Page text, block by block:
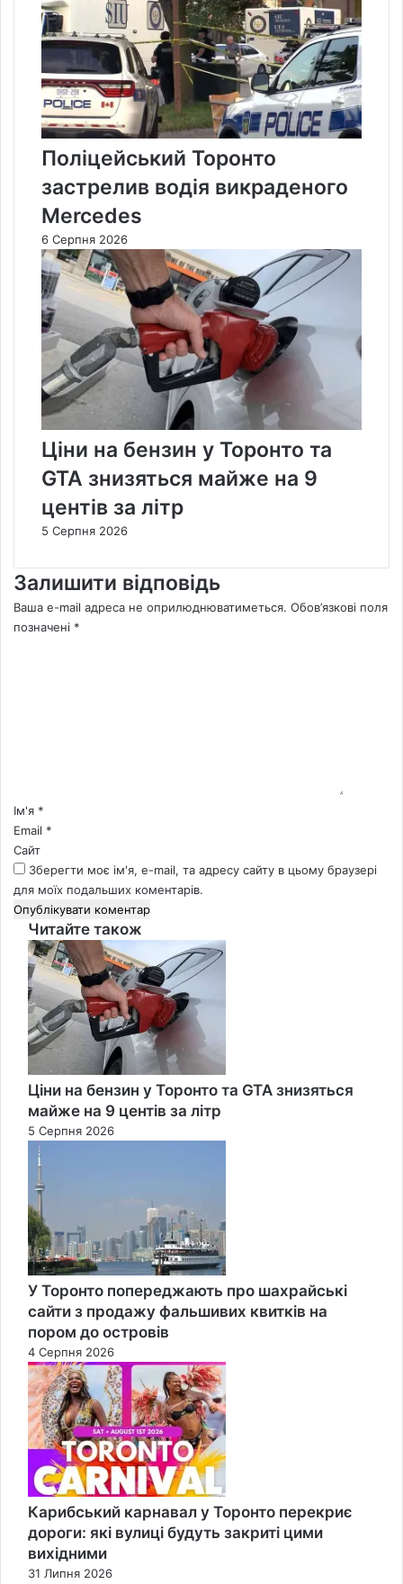
Поліцейський Торонто
застрелив водія викраденого
Mercedes
6 Серпня 2026
Ціни на бензин у Торонто та
GTA знизяться майже на 9
центів за літр
5 Серпня 2026
Залишити відповідь
Ваша e-mail адреса не оприлюднюватиметься. Обов’язкові поля
позначені *
*Ім'я *
Email *
Сайт
Зберегти моє ім'я, e-mail, та адресу сайту в цьому браузері
для моїх подальших коментарів.
Читайте також
Close
Ціни на бензин у Торонто та GTA знизяться
майже на 9 центів за літр
5 Серпня 2026
У Торонто попереджають про шахрайські
сайти з продажу фальшивих квитків на
пором до островів
4 Серпня 2026
Карибський карнавал у Торонто перекриє
дороги: які вулиці будуть закриті цими
вихідними
31 Липня 2026